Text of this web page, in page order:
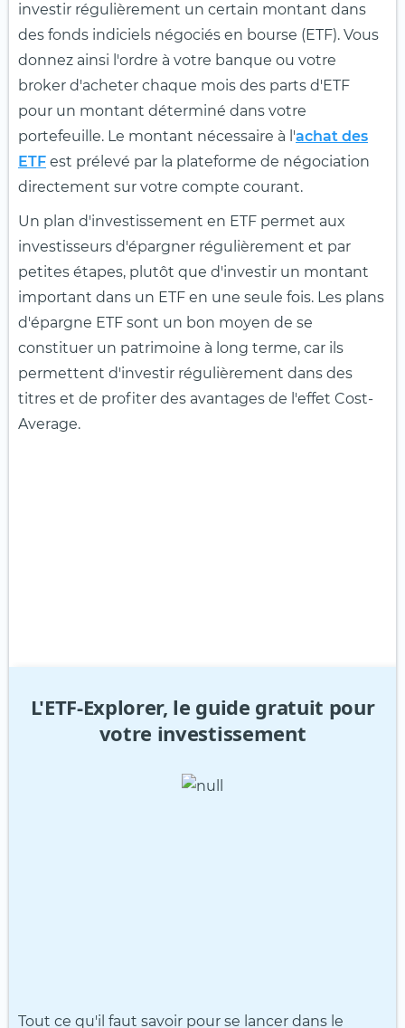
investir régulièrement un certain montant dans
des fonds indiciels négociés en bourse (ETF). Vous
donnez ainsi l'ordre à votre banque ou votre
broker d'acheter chaque mois des parts d'ETF
pour un montant déterminé dans votre
portefeuille. Le montant nécessaire à l'achat des
ETF est prélevé par la plateforme de négociation
directement sur votre compte courant.
Un plan d'investissement en ETF permet aux
investisseurs d'épargner régulièrement et par
petites étapes, plutôt que d'investir un montant
important dans un ETF en une seule fois. Les plans
d'épargne ETF sont un bon moyen de se
constituer un patrimoine à long terme, car ils
permettent d'investir régulièrement dans des
titres et de profiter des avantages de l'effet Cost-
Average.
L'ETF-Explorer, le guide gratuit pour
votre investissement
Tout ce qu'il faut savoir pour se lancer dans le